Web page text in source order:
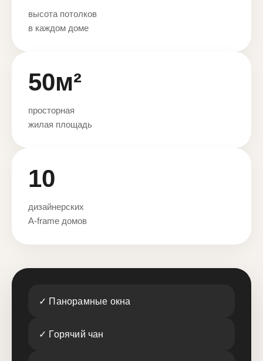
высота потолков
в каждом доме
50м²
просторная
жилая площадь
10
дизайнерских
A-frame домов
✓ Панорамные окна
✓ Горячий чан